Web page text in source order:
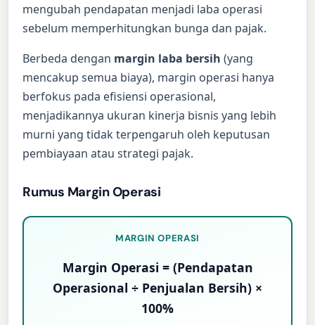
mengubah pendapatan menjadi laba operasi
sebelum memperhitungkan bunga dan pajak.
Berbeda dengan margin laba bersih (yang
mencakup semua biaya), margin operasi hanya
berfokus pada efisiensi operasional,
menjadikannya ukuran kinerja bisnis yang lebih
murni yang tidak terpengaruh oleh keputusan
pembiayaan atau strategi pajak.
Rumus Margin Operasi
MARGIN OPERASI
Margin Operasi = (Pendapatan
Operasional ÷ Penjualan Bersih) ×
100%